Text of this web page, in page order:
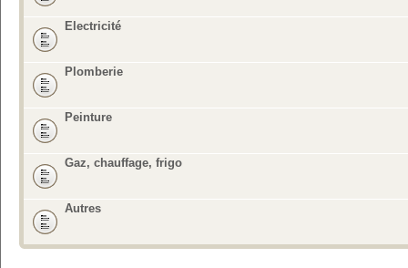
Electricité
Plomberie
Peinture
Gaz, chauffage, frigo
Autres